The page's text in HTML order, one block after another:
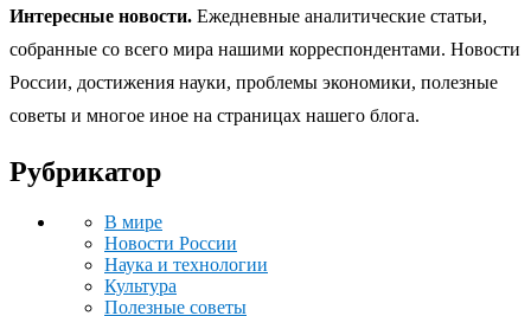
Интересные новости. Ежедневные аналитические статьи,
собранные со всего мира нашими корреспондентами. Новости
России, достижения науки, проблемы экономики, полезные
советы и многое иное на страницах нашего блога.
Рубрикатор
В мире
Новости России
Наука и технологии
Культура
Полезные советы